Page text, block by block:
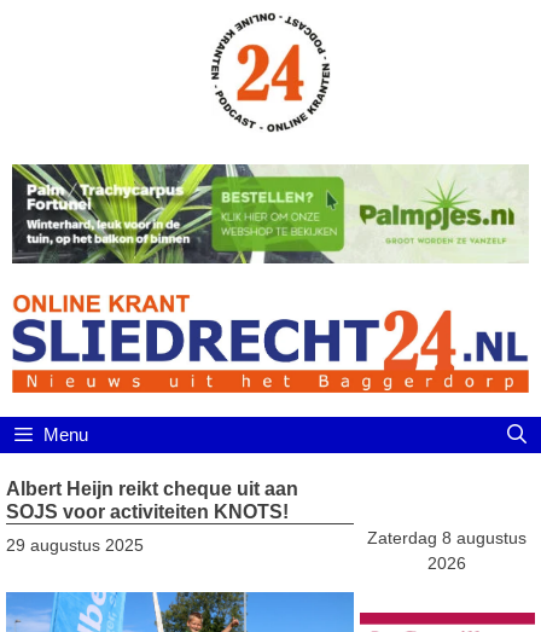
Menu
Albert Heijn reikt cheque uit aan
SOJS voor activiteiten KNOTS!
29 augustus 2025
Zaterdag 8 augustus
2026